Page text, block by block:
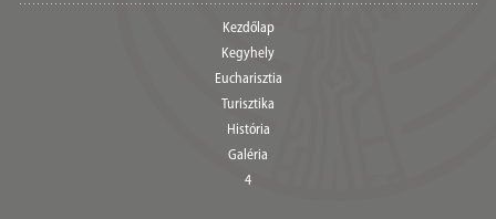
Kezdőlap
Kegyhely
Eucharisztia
Turisztika
História
Galéria
4